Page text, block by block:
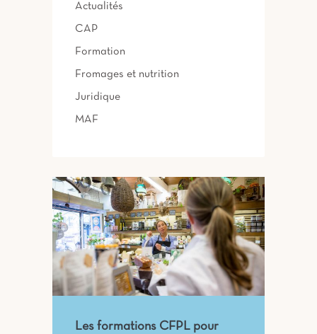
Actualités
CAP
Formation
Fromages et nutrition
Juridique
MAF
Les formations CFPL pour